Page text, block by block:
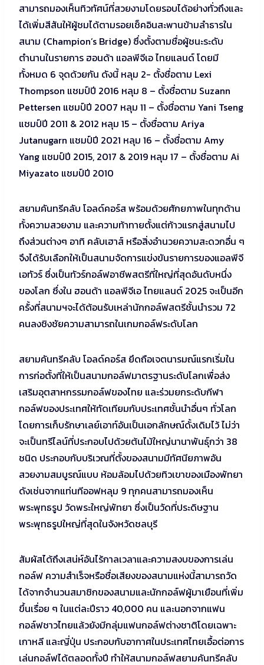
สามารถมองเห็นทิวทัศน์ที่สวยงามโดยรอบได้อย่างทั่วถึงและ
ได้เพิ่มสีสันให้ผู้ชมได้ตามรอยเช็คอินสะพานข้ามลำธารใน
สนาม (Champion’s Bridge) ซึ่งตั้งตามชื่อผู้ชนะระดับ
ตำนานในรายการ ฮอนด้า แอลพีจีเอ ไทยแลนด์ โดยมี
ทั้งหมด 6 จุดด้วยกัน ดังนี้ หลุม 2- ตั้งชื่อตาม Lexi
Thompson แชมป์ปี 2016 หลุม 8 – ตั้งชื่อตาม Suzann
Pettersen แชมป์ปี 2007 หลุม 11 – ตั้งชื่อตาม Yani Tseng
แชมป์ปี 2011 & 2012 หลุม 15 – ตั้งชื่อตาม Ariya
Jutanugarn แชมป์ปี 2021 หลุม 16 – ตั้งชื่อตาม Amy
Yang แชมป์ปี 2015, 2017 & 2019 หลุม 17 – ตั้งชื่อตาม Ai
Miyazato แชมป์ปี 2010
สยามคันทรีคลับ โอลด์คอร์ส พร้อมด้วยศักยภาพในทุกด้าน
ทั้งความสวยงาม และความท้าทายตั้งแต่ก้าวแรกสู่สนามไป
ถึงส่วนต่างๆ อาทิ คลับเฮาส์ หรือสิ่งอำนวยความสะดวกอื่น ๆ
จึงได้รับเลือกให้เป็นสนามจัดการแข่งขันรายการของแอลพีจี
เอทัวร์ ซึ่งเป็นทัวร์กอล์ฟอาชีพสตรีที่ใหญ่ที่สุดอันดับหนึ่ง
ของโลก ซึ่งใน ฮอนด้า แอลพีจีเอ ไทยแลนด์ 2025 จะเป็นอีก
ครั้งที่สนามฯจะได้ต้อนรับเหล่านักกอล์ฟสตรีชั้นนำรวม 72
คนลงชิงชัยความสามารถในเกมกอล์ฟระดับโลก
สยามคันทรีคลับ โอลด์คอร์ส ยึดถือเจตนารมณ์แรกเริ่มใน
การก่อตั้งที่ให้เป็นสนามกอล์ฟมาตรฐานระดับโลกเพื่อส่ง
เสริมอุตสาหกรรมกอล์ฟของไทย และร่วมยกระดับกีฬา
กอล์ฟของประเทศให้ทัดเทียมกับประเทศชั้นนำอื่นๆ ทั่วโลก
โดยการเก็บรักษาเลย์เอาท์อันเป็นเอกลักษณ์ดั้งเดิมไว้ ไม่ว่า
จะเป็นทรีไลน์ที่ประกอบไปด้วยต้นไม้ใหญ่นานาพันธุ์กว่า 38
ชนิด ประกอบกับบริเวณที่ตั้งของสนามมีทัศนียภาพอัน
สวยงามสมบูรณ์แบบ ห้อมล้อมไปด้วยทิวเขาของเมืองพัทยา
ดังเช่นจากแท่นทีออฟหลุม 9 ทุกคนสามารถมองเห็น
พระพุทธรูป วัดพระใหญ่พัทยา ซึ่งเป็นวัดที่ประดิษฐาน
พระพุทธรูปใหญ่ที่สุดในจังหวัดชลบุรี
สัมผัสได้ถึงเสน่ห์อันไร้กาลเวลาและความสงบของการเล่น
กอล์ฟ ความสำเร็จหรือชื่อเสียงของสนามแห่งนี้สามารถวัด
ได้จากจำนวนสมาชิกของสนามและนักกอล์ฟผู้มาเยือนที่เพิ่ม
ขึ้นเรื่อย ๆ ในแต่ละปีราว 40,000 คน และนอกจากแฟน
กอล์ฟชาวไทยแล้วยังมีกลุ่มแฟนกอล์ฟต่างชาติโดยเฉพาะ
เกาหลี และญี่ปุ่น ประกอบกับอากาศในประเทศไทยเอื้อต่อการ
เล่นกอล์ฟได้ตลอดทั้งปี ทำให้สนามกอล์ฟสยามคันทรีคลับ